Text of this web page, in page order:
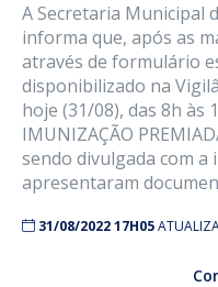
A Secretaria Municipal
informa que, após as
através de formulário
disponibilizado na
hoje (31/08), das 8h às
IMUNIZAÇÃO
sendo divulgada com a
apresentaram
31/08/2022 17H05